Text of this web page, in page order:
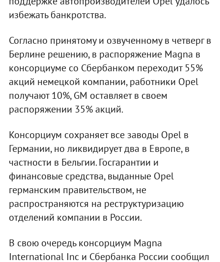
избежать банкротства.
Согласно принятому и озвученному в четверг в
Берлине решению, в распоряжение Magna в
консорциуме со Сбербанком переходит 55%
акций немецкой компании, работники Opel
получают 10%, GM оставляет в своем
распоряжении 35% акций.
Консорциум сохраняет все заводы Opel в
Германии, но ликвидирует два в Европе, в
частности в Бельгии. Госгарантии и
финансовые средства, выданные Opel
германским правительством, не
распространяются на реструктуризацию
отделений компании в России.
В свою очередь консорциум Magna
International Inc и Сбербанка России сообщил